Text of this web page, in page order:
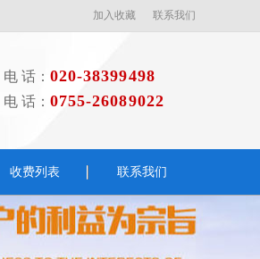
加入收藏 联系我们
话： 020-38399498
话： 0755-26089022
收费列表 联系我们